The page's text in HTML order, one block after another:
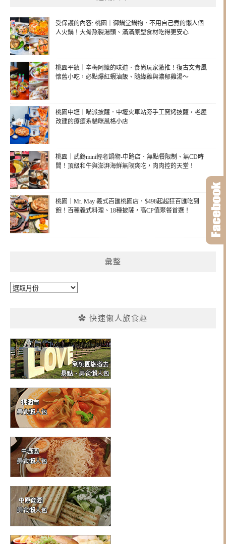
受保護的內容: 桃園｜御鍋堂鍋物．不用自己煮的懶人個
人火鍋！大骨熬製湯頭、滿滿原型食材吃得更安心
桃園平鎮｜辛梅阿嬤的味道．食尚玩家激推！復古文青風
懷舊小吃，必點爆紅蝦滷飯、隨緣雞與濃郁雞湯～
桃園中壢｜喵派披薩．中壢火車站旁手工窯烤披薩，老屋
改建的療癒系貓咪風格小店
桃園｜武鶴mini輕奢鍋物-中路店．無點餐限制、無CD時
間！頂級和牛與澎湃海鮮無限爽吃，肉肉控的天堂！
桃園｜Mr. May 義式百匯桃園店．$498起超狂百匯吃到
飽！百種義式料理、18種披薩，高CP值聚餐首選！
彙整
彙
✿ 快速懶人旅食趣